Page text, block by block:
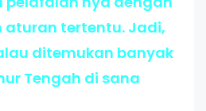
aturan tertentu. Jadi,
ditemukan banyak
Tengah di sana